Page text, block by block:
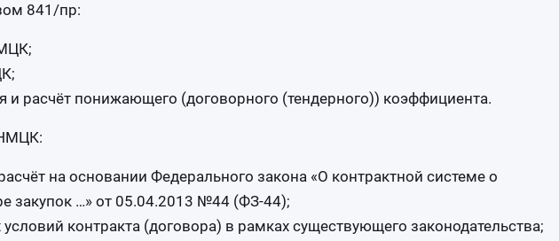
841/пр:
и расчёт понижающего (договорного (тендерного)) коэффициента.
на основании Федерального закона «О контрактной системе о
закупок …» от 05.04.2013 №44 (ФЗ-44);
контракта (договора) в рамках существующего законодательства;